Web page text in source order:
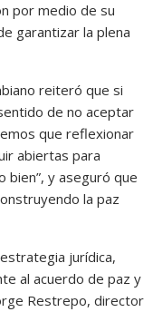
por medio de su
garantizar la plena
reiteró que si
de no aceptar
que reflexionar
abiertas para
bien”, y aseguró que
la paz
jurídica,
al acuerdo de paz y
Restrepo, director